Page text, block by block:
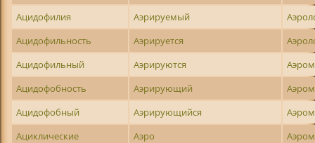
Ацидофилия
Аэрируемый
Ацидофильность
Аэрируется
Ацидофильный
Аэрируются
Ацидофобность
Аэрирующий
Ацидофобный
Аэрирующийся
Ациклические
Аэро